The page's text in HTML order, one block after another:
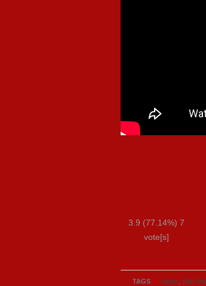
3.9 (77.14%) 7
vote[s]
TAGS » biopic Dirk